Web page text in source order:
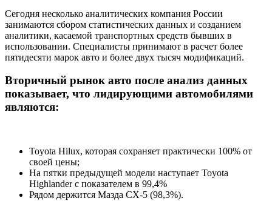
Сегодня несколько аналитических компания России
занимаются сбором статистических данных и созданием
аналитики, касаемой транспортных средств бывших в
использовании. Специалисты принимают в расчет более
пятидесяти марок авто и более двух тысяч модификаций.
Вторичный рынок авто после анализ данных
показывает, что лидирующими автомобилями
являются:
Toyota Hilux, которая сохраняет практически 100% от
своей цены;
На пятки предыдущей модели наступает Toyota
Highlander с показателем в 99,4%
Рядом держится Мазда CX-5 (98,3%).